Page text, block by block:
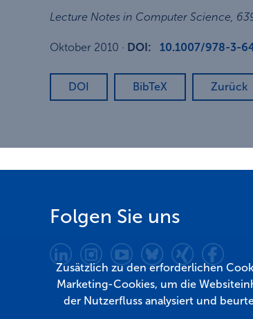
Lecture Notes in Computer Science,
Oktober 2010 · DOI: 10.1007/978-3-
DOI BibTeX Zurück
Folgen Sie uns
Zusätzlich zu den erforderlichen
Marketing-Cookies, um die
der Nutzerfluss analysiert und